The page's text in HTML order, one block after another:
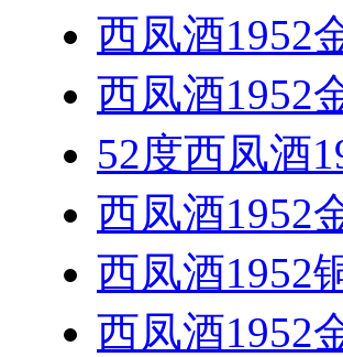
西凤酒1952
西凤酒1952
52度西凤酒
西凤酒1952
西凤酒1952
西凤酒1952